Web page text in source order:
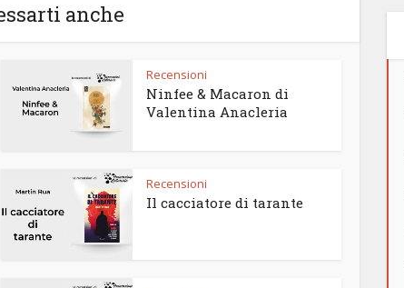
anche
Recensioni
Ninfee & Macaron di
Valentina Anacleria
Recensioni
Il cacciatore di tarante